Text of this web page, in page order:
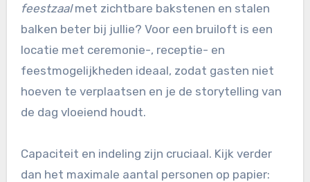
feestzaalmet zichtbare bakstenen en stalen
balken beter bij jullie? Voor een bruiloft is een
locatie met ceremonie-, receptie- en
feestmogelijkheden ideaal, zodat gasten niet
hoeven te verplaatsen en je de storytelling van
de dag vloeiend houdt.
Capaciteit en indeling zijn cruciaal. Kijk verder
dan het maximale aantal personen op papier: